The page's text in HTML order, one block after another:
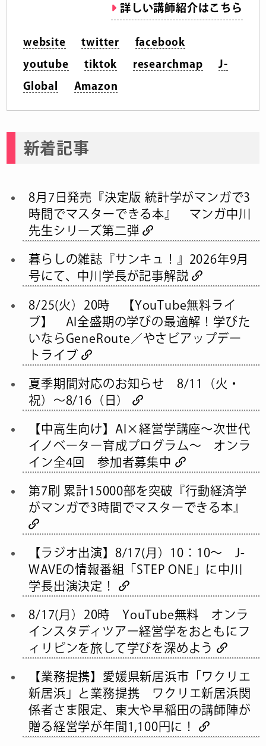
詳しい講師紹介はこちら
website twitter facebook
youtube tiktok researchmap J-
Global Amazon
新着記事
8月7日発売『決定版 統計学がマンガで3
時間でマスターできる本』 マンガ中川
先生シリーズ第二弾
暮らしの雑誌『サンキュ！』2026年9月
号にて、中川学長が記事解説
8/25(火）20時 【YouTube無料ライ
ブ】 AI全盛期の学びの最適解！学びた
いならGeneRoute／やさビアップデー
トライブ
夏季期間対応のお知らせ 8/11（火・
祝）～8/16（日）
【中高生向け】AI×経営学講座～次世代
イノベーター育成プログラム～ オンラ
イン全4回 参加者募集中
第7刷 累計15000部を突破『行動経済学
がマンガで3時間でマスターできる本』
【ラジオ出演】8/17(月）10：10～ J-
WAVEの情報番組「STEP ONE」に中川
学長出演決定！
8/17(月）20時 YouTube無料 オンラ
インスタディツアー経営学をおともにフ
ィリピンを旅して学びを深めよう
【業務提携】愛媛県新居浜市「ワクリエ
新居浜」と業務提携 ワクリエ新居浜関
係者さま限定、東大や早稲田の講師陣が
贈る経営学が年間1,100円に！